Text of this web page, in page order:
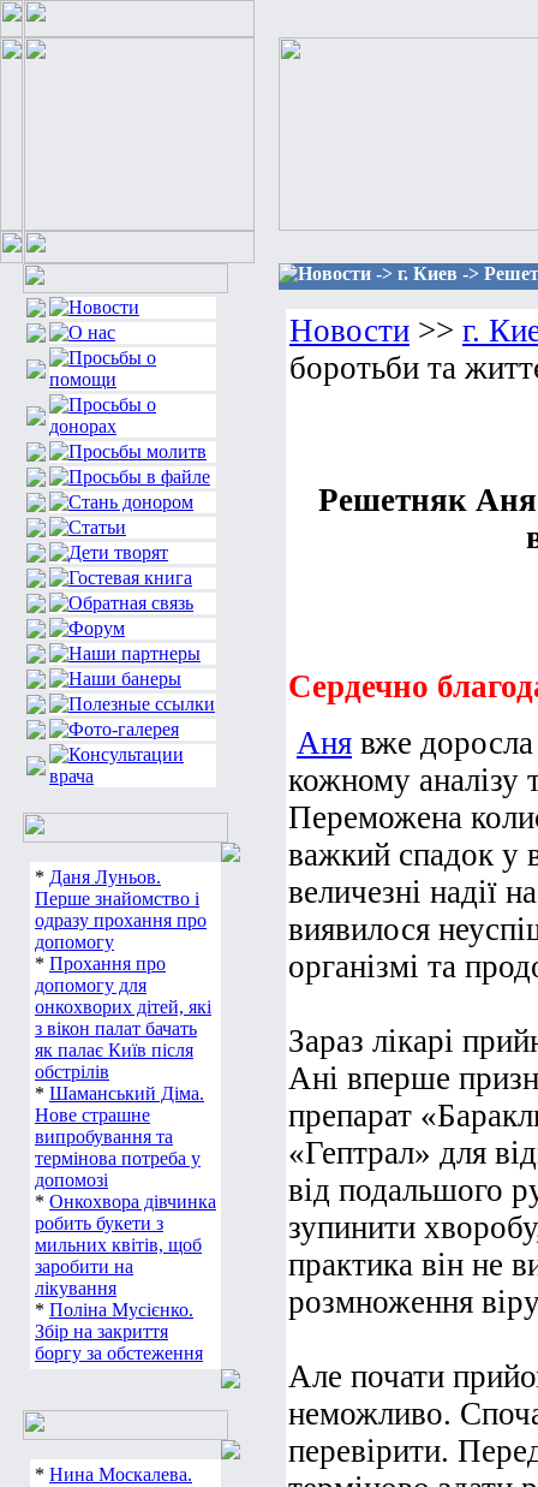
* Даня Луньов.
Перше знайомство і
одразу прохання про
допомогу
* Прохання про
допомогу для
онкохворих дітей, які
з вікон палат бачать
як палає Київ після
обстрілів
* Шаманський Діма.
Нове страшне
випробування та
термінова потреба у
допомозі
* Онкохвора дівчинка
робить букети з
мильних квітів, щоб
заробити на
лікування
* Поліна Мусієнко.
Збір на закриття
боргу за обстеження
* Нина Москалева.
Новости -> г. Киев ->
Новости >> г.
боротьби та
Решетняк
Сердечно
Аня вже доросла
кожному аналізу
Переможена
важкий спадок у
величезні надії
виявилося
організмі та
Зараз лікарі
Ані вперше
препарат
«Гептрал» для
від подальшого
зупинити
практика він не
розмноження
Але почати
неможливо.
перевірити.